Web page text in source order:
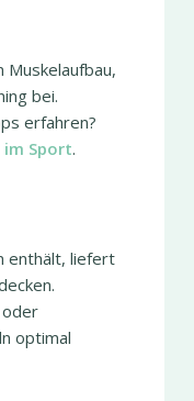
bei.
erfahren?
Sport.
enthält, liefert
oder
optimal